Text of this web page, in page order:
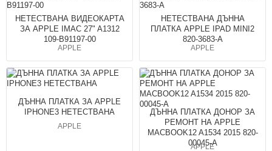
НЕТЕСТВАНА ВИДЕОКАРТА
ЗА APPLE IMAC 27" A1312
109-B91197-00
APPLE
НЕТЕСТВАНА ДЪННА
ПЛАТКА APPLE IPAD MINI2
820-3683-A
APPLE
ДЪННА ПЛАТКА ЗА APPLE
IPHONE3 НЕТЕСТВАНА
APPLE
ДЪННА ПЛАТКА ДОНОР ЗА
РЕМОНТ НА APPLE
MACBOOK12 A1534 2015 820-
00045-A
APPLE